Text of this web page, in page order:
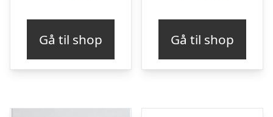
Gå til shop Gå til shop